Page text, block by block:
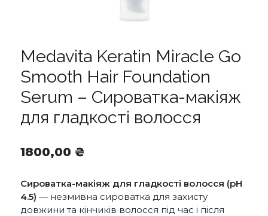
Medavita Keratin Miracle Go
Smooth Hair Foundation
Serum – Сироватка-макіяж
для гладкості волосся
1800,00 ₴
Сироватка-макіяж для гладкості волосся (pH
4.5) — незмивна сироватка для захисту
довжини та кінчиків волосся під час і після